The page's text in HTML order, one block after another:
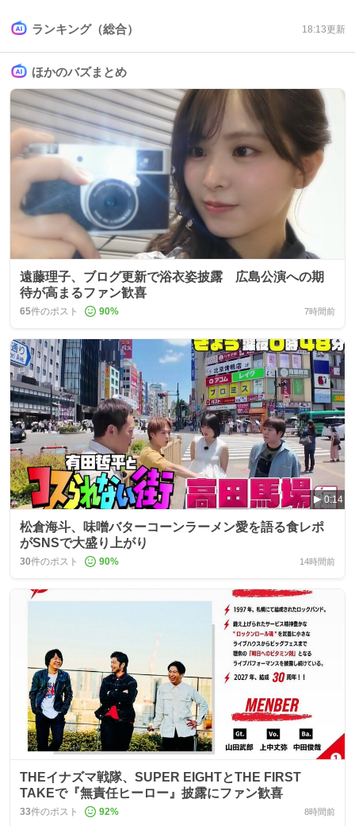
ランキング（総合） 18:13更新
ほかのバズまとめ
遠藤理子、ブログ更新で浴衣姿披露 広島公演への期
待が高まるファン歓喜
65件のポスト 90% 7時間前
0:14
松倉海斗、味噌バターコーンラーメン愛を語る食レポ
がSNSで大盛り上がり
30件のポスト 90% 14時間前
THEイナズマ戦隊、SUPER EIGHTとTHE FIRST
TAKEで『無責任ヒーロー』披露にファン歓喜
33件のポスト 92% 8時間前